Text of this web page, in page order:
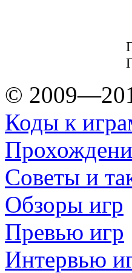
©
Коды к
Советы и
Обзоры игр
Превью игр
Интервью